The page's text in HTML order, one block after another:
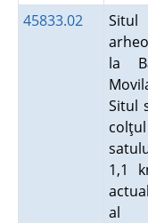
45833.02
Situl
la
Situl
1,1
al